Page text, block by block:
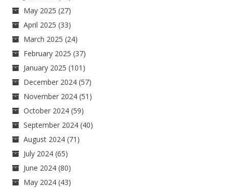
May 2025 (27)
April 2025 (33)
March 2025 (24)
February 2025 (37)
January 2025 (101)
December 2024 (57)
November 2024 (51)
October 2024 (59)
September 2024 (40)
August 2024 (71)
July 2024 (65)
June 2024 (80)
May 2024 (43)